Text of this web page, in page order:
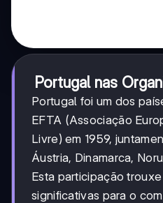
Portugal nas
Portugal foi um dos
EFTA (Associação
Livre) em 1959,
Áustria, Dinamarca,
Esta participação
significativas para o